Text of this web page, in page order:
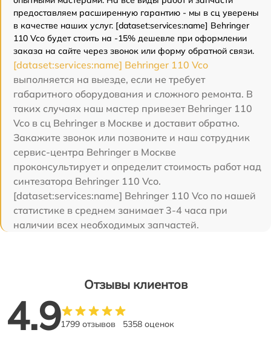
предоставляем расширенную гарантию - мы в сц уверены
в качестве наших услуг. [dataset:services:name] Behringer
110 Vco будет стоить на -15% дешевле при оформлении
заказа на сайте через звонок или форму обратной связи.
[dataset:services:name] Behringer 110 Vco
выполняется на выезде, если не требует
габаритного оборудования и сложного ремонта. В
таких случаях наш мастер привезет Behringer 110
Vco в сц Behringer в Москве и доставит обратно.
Закажите звонок или позвоните и наш сотрудник
сервис-центра Behringer в Москве
проконсультирует и определит стоимость работ над
синтезатора Behringer 110 Vco.
[dataset:services:name] Behringer 110 Vco по нашей
статистике в среднем занимает 3-4 часа при
наличии всех необходимых запчастей.
Отзывы клиентов
4.91799 отзывов 5358 оценок